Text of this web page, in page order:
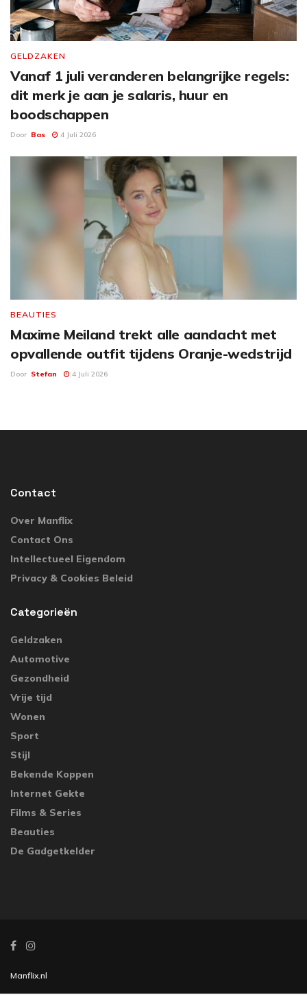
GELDZAKEN
Vanaf 1 juli veranderen belangrijke regels:
dit merk je aan je salaris, huur en
boodschappen
Door Bas 4 Juli 2026
BEAUTIES
Maxime Meiland trekt alle aandacht met
opvallende outfit tijdens Oranje-wedstrijd
Door Stefan 4 Juli 2026
Contact
Over Manflix
Contact Ons
Intellectueel Eigendom
Privacy & Cookies Beleid
Categorieën
Geldzaken
Automotive
Gezondheid
Vrije tijd
Wonen
Sport
Stijl
Bekende Koppen
Internet Gekte
Films & Series
Beauties
De Gadgetkelder
Manflix.nl